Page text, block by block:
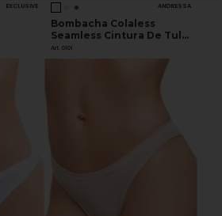
EXCLUSIVE ANDRESSA
Bombacha Colaless
Seamless Cintura De Tul
De Microfibra
Art. 0101